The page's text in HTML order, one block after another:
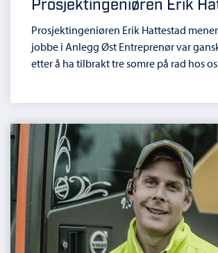
Prosjektingeniøren Erik
Prosjektingeniøren Erik Hattestad
jobbe i Anlegg Øst Entreprenør var
etter å ha tilbrakt tre somre på rad hos